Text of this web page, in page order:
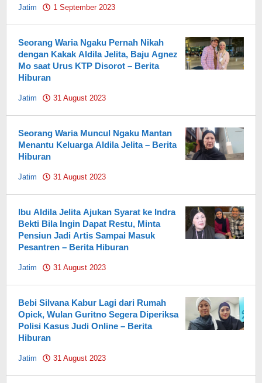
Jatim 1 September 2023
Seorang Waria Ngaku Pernah Nikah
dengan Kakak Aldila Jelita, Baju Agnez
Mo saat Urus KTP Disorot – Berita
Hiburan
Jatim 31 August 2023
Seorang Waria Muncul Ngaku Mantan
Menantu Keluarga Aldila Jelita – Berita
Hiburan
Jatim 31 August 2023
Ibu Aldila Jelita Ajukan Syarat ke Indra
Bekti Bila Ingin Dapat Restu, Minta
Pensiun Jadi Artis Sampai Masuk
Pesantren – Berita Hiburan
Jatim 31 August 2023
Bebi Silvana Kabur Lagi dari Rumah
Opick, Wulan Guritno Segera Diperiksa
Polisi Kasus Judi Online – Berita
Hiburan
Jatim 31 August 2023